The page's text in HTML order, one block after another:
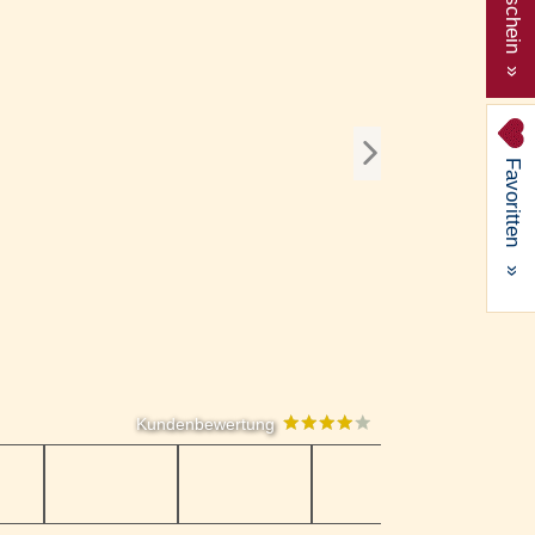
Favoritten
»
Kundenbewertung